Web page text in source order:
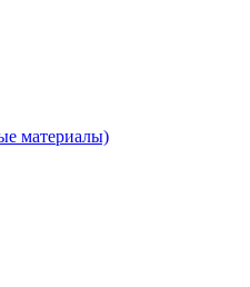
материалы)